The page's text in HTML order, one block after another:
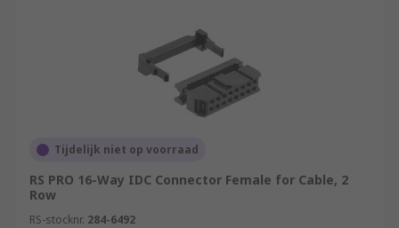
Tijdelijk niet op voorraad
RS PRO 16-Way IDC Connector Female for Cable, 2
Row
RS-stocknr. 284-6492